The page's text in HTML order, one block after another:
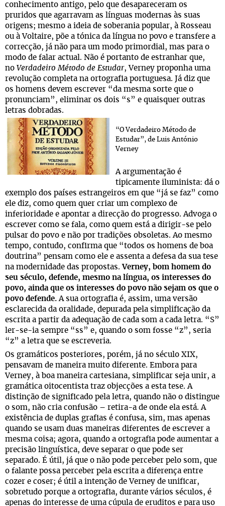
conhecimento antigo, pelo que desapareceram os
pruridos que agarravam as línguas modernas às suas
origens; mesmo a ideia de soberania popular, à Rosseau
ou à Voltaire, põe a tónica da língua no povo e transfere a
correcção, já não para um modo primordial, mas para o
modo de falar actual. Não é portanto de estranhar que,
no Verdadeiro Método de Estudar, Verney proponha uma
revolução completa na ortografia portuguesa. Já diz que
os homens devem escrever “da mesma sorte que o
pronunciam”, eliminar os dois “s” e quaisquer outras
letras dobradas.
“O Verdadeiro Método de
Estudar”, de Luis António
Verney
A argumentação é
tipicamente iluminista: dá o
exemplo dos países estrangeiros em que “já se faz” como
ele diz, como quem quer criar um complexo de
inferioridade e apontar a direcção do progresso. Advoga o
escrever como se fala, como quem está a dirigir-se pelo
pulsar do povo e não por tradições obsoletas. Ao mesmo
tempo, contudo, confirma que “todos os homens de boa
doutrina” pensam como ele e assenta a defesa da sua tese
na modernidade das propostas. Verney, bom homem do
seu século, defende, mesmo na língua, os interesses do
povo, ainda que os interesses do povo não sejam os que o
povo defende. A sua ortografia é, assim, uma versão
esclarecida da oralidade, depurada pela simplificação da
escrita a partir da adequação de cada som a cada letra. “S”
ler-se-ia sempre “ss” e, quando o som fosse “z”, seria
“z” a letra que se escreveria.
Os gramáticos posteriores, porém, já no século XIX,
pensavam de maneira muito diferente. Embora para
Verney, à boa maneira cartesiana, simplificar seja unir, a
gramática oitocentista traz objecções a esta tese. A
distinção de significado pela letra, quando não o distingue
o som, não cria confusão – retira-a de onde ela está. A
existência de duplas grafias é confusa, sim, mas apenas
quando se usam duas maneiras diferentes de escrever a
mesma coisa; agora, quando a ortografia pode aumentar a
precisão linguística, deve separar o que pode ser
separado. É útil, já que o não pode perceber pelo som, que
o falante possa perceber pela escrita a diferença entre
cozer e coser; é útil a intenção de Verney de unificar,
sobretudo porque a ortografia, durante vários séculos, é
apenas do interesse de uma cúpula de eruditos e para uso